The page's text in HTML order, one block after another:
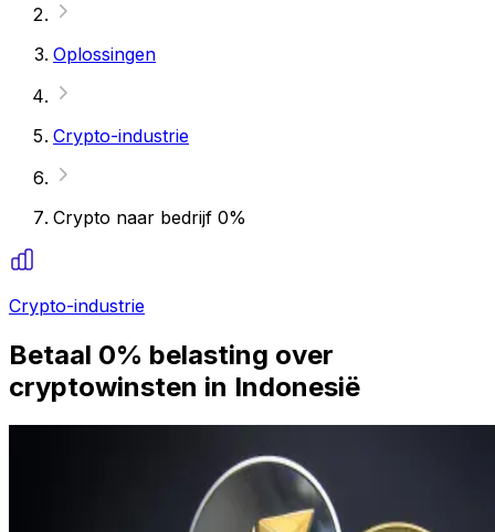
Oplossingen
Crypto-industrie
Crypto naar bedrijf 0%
Crypto-industrie
Betaal 0% belasting over
cryptowinsten in Indonesië